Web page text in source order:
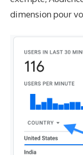
dimension pour